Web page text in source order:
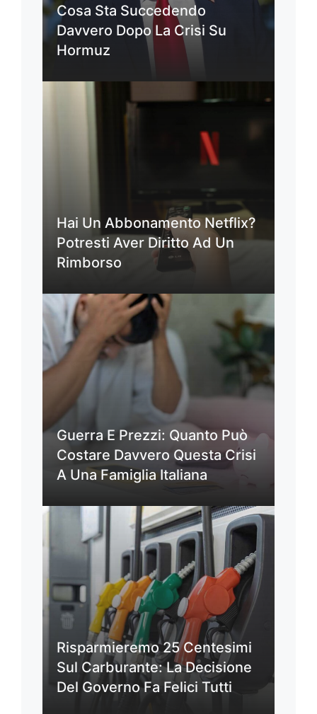
Cosa Sta Succedendo
Davvero Dopo La Crisi Su
Hormuz
Hai Un Abbonamento Netflix?
Potresti Aver Diritto Ad Un
Rimborso
Guerra E Prezzi: Quanto Può
Costare Davvero Questa Crisi
A Una Famiglia Italiana
Risparmieremo 25 Centesimi
Sul Carburante: La Decisione
Del Governo Fa Felici Tutti